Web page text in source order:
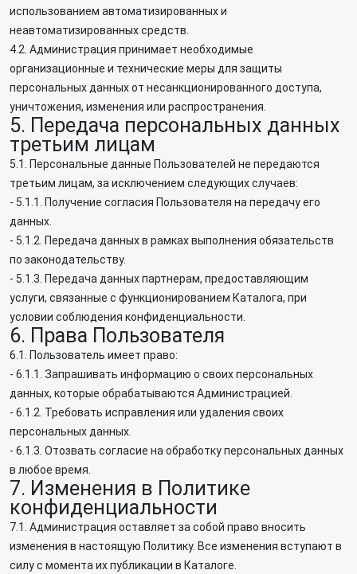
использованием автоматизированных и
неавтоматизированных средств.
4.2. Администрация принимает необходимые
организационные и технические меры для защиты
персональных данных от несанкционированного доступа,
уничтожения, изменения или распространения.
5. Передача персональных данных
третьим лицам
5.1. Персональные данные Пользователей не передаются
третьим лицам, за исключением следующих случаев:
- 5.1.1. Получение согласия Пользователя на передачу его
данных.
- 5.1.2. Передача данных в рамках выполнения обязательств
по законодательству.
- 5.1.3. Передача данных партнерам, предоставляющим
услуги, связанные с функционированием Каталога, при
условии соблюдения конфиденциальности.
6. Права Пользователя
6.1. Пользователь имеет право:
- 6.1.1. Запрашивать информацию о своих персональных
данных, которые обрабатываются Администрацией.
- 6.1.2. Требовать исправления или удаления своих
персональных данных.
- 6.1.3. Отозвать согласие на обработку персональных данных
в любое время.
7. Изменения в Политике
конфиденциальности
7.1. Администрация оставляет за собой право вносить
изменения в настоящую Политику. Все изменения вступают в
силу с момента их публикации в Каталоге.